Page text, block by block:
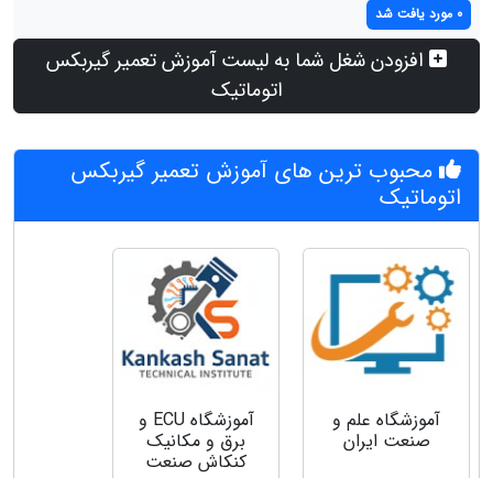
0 مورد یافت شد
افزودن شغل شما به لیست آموزش تعمیر گیربکس
اتوماتیک
محبوب ترین های آموزش تعمیر گیربکس
اتوماتیک
آموزشگاه علم و
صنعت ایران
آموزشگاه ECU و
برق و مکانیک
کنکاش صنعت